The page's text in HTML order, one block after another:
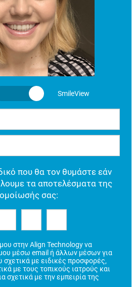
SmileView
που θα τον θυμάστε εάν
τα αποτελέσματα της
σας:
στην Align Technology να
μέσω email ή άλλων μέσων για
με ειδικές προσφορές,
με τους τοπικούς ιατρούς και
σχετικά με την εμπειρία της